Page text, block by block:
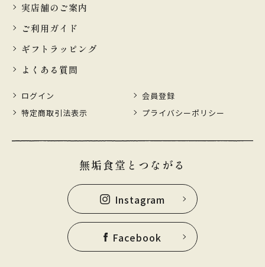
実店舗のご案内
ご利用ガイド
ギフトラッピング
よくある質問
ログイン
会員登録
特定商取引法表示
プライバシーポリシー
無垢食堂とつながる
Instagram
Facebook